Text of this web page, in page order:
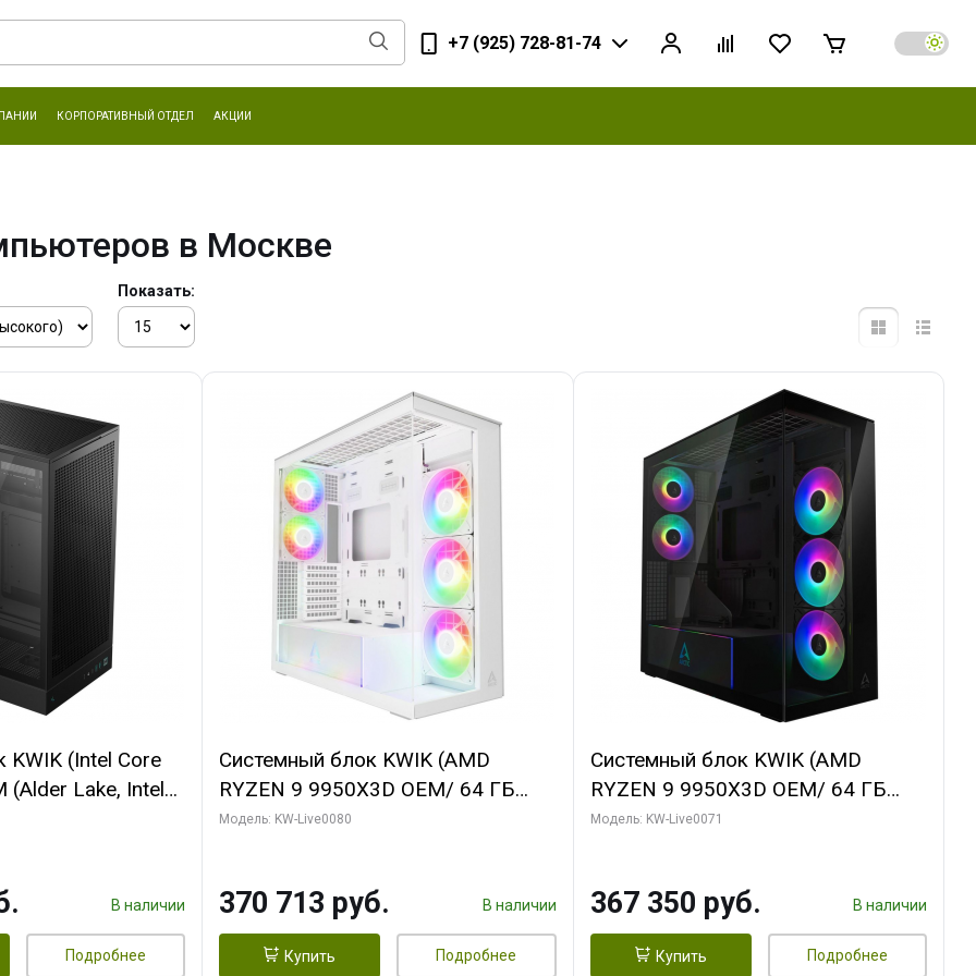
+7 (925) 728-81-74
КОРПОРАТИВНЫЙ ОТДЕЛ АКЦИИ
в Москве
Показать:
KWIK (Intel Core
(Alder Lake, Intel
64 ГБ ОЗУ/ Ninja
В наличии
Подробнее
Системный блок KWIK (AMD
RYZEN 9 9950X3D OEM/ 64 ГБ
ОЗУ/ Palit RTX5080 INFINITY 3 OC
Модель: KW-Live0080
370 713 руб. В наличии
Купить Подробнее
Системный блок KWIK (AMD
RYZEN 9 9950X3D OEM/ 64 ГБ
ОЗУ/ Palit RTX5080 GAMINGPRO
Модель: KW-Live0071
367 350 руб. В наличии
Купить Подробнее